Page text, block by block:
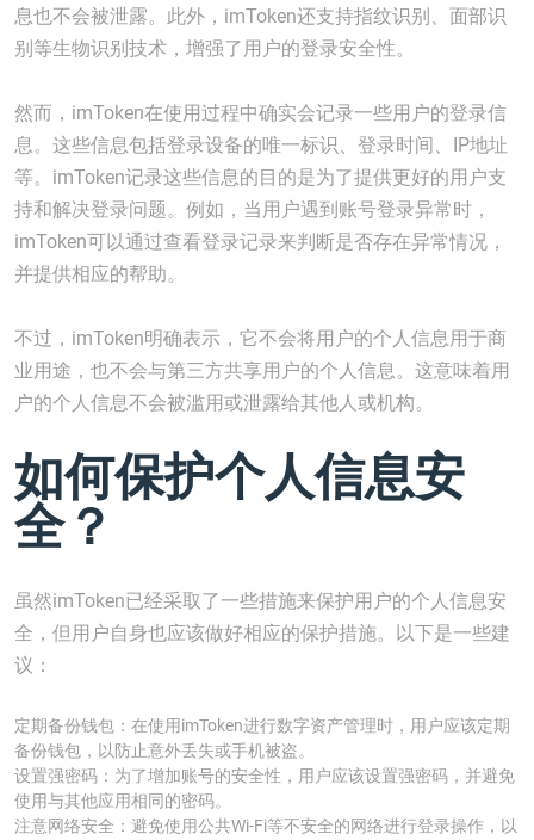
息也不会被泄露。此外，imToken还支持指纹识别、面部识
别等生物识别技术，增强了用户的登录安全性。
然而，imToken在使用过程中确实会记录一些用户的登录信
息。这些信息包括登录设备的唯一标识、登录时间、IP地址
等。imToken记录这些信息的目的是为了提供更好的用户支
持和解决登录问题。例如，当用户遇到账号登录异常时，
imToken可以通过查看登录记录来判断是否存在异常情况，
并提供相应的帮助。
不过，imToken明确表示，它不会将用户的个人信息用于商
业用途，也不会与第三方共享用户的个人信息。这意味着用
户的个人信息不会被滥用或泄露给其他人或机构。
如何保护个人信息安
全？
虽然imToken已经采取了一些措施来保护用户的个人信息安
全，但用户自身也应该做好相应的保护措施。以下是一些建
议：
定期备份钱包：在使用imToken进行数字资产管理时，用户应该定期
备份钱包，以防止意外丢失或手机被盗。
设置强密码：为了增加账号的安全性，用户应该设置强密码，并避免
使用与其他应用相同的密码。
注意网络安全：避免使用公共Wi-Fi等不安全的网络进行登录操作，以